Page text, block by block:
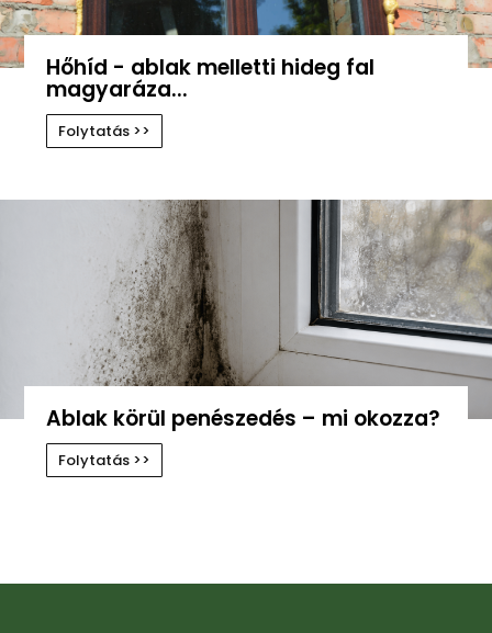
Hőhíd - ablak melletti hideg fal
magyaráza...
Folytatás >>
Ablak körül penészedés – mi okozza?
Folytatás >>